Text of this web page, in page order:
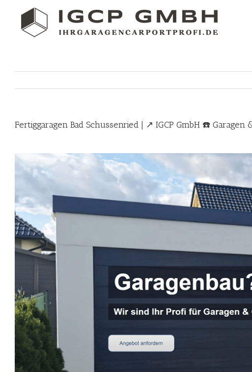
content
Fertiggaragen Bad Schussenried | ↗️ IGCP GmbH ☎️ Garagen